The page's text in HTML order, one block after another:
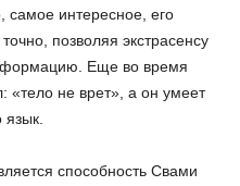
самое интересное, его
позволяя экстрасенсу
Еще во время
«тело не врет», а он умеет
способность Свами